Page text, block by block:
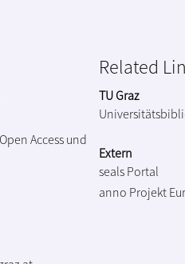
Access und
Related
TU Graz
Extern
seals Portal
anno Projekt